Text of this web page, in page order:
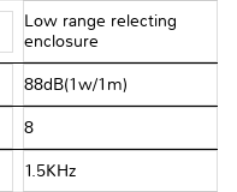
Low range relecting
enclosure
88dB(1w/1m)
8Ω
1.5KHz